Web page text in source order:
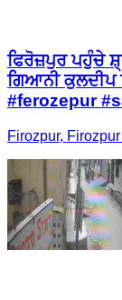
ਫਿਰੋਜ਼ਪੁਰ ਪਹੁੰਚੇ
ਗਿਆਨੀ ਕੁਲਦੀਪ
#ferozepur
Firozpur,